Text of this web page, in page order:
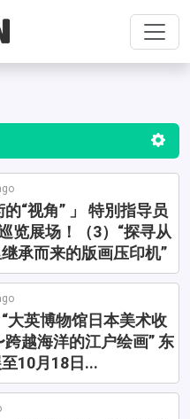
的“视角” 」 特別指导员
览展场！（3）“探寻从
承而来的版画压印机”
“大英博物馆日本美术收
越海洋的江户绘画” 东
10月18日...